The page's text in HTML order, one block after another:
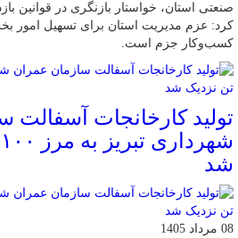
صنعتی استان، خواستار بازنگری در قوانین
کرد: عزم مدیریت استان برای تسهیل امور
کسب‌وکار جزم است.
تولید کارخانجات آسفالت
شد
08 مرداد 1405